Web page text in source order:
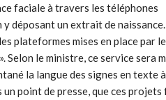
faciale à travers les téléphones
déposant un extrait de
plateformes mises en place par le
le ministre, ce service sera
la langue des signes en texte
point de presse, que ces